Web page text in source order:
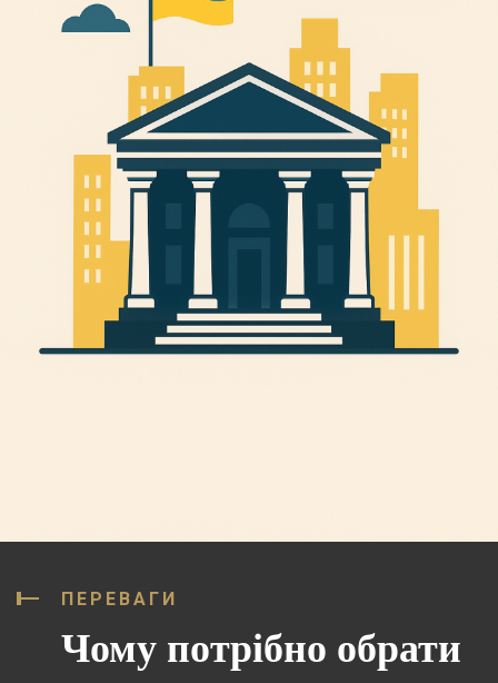
ПЕРЕВАГИ
Чому потрібно обрати